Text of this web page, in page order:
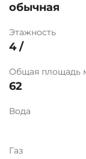
обычная
Этажность
4 /
Общая площадь
62
Вода
Газ